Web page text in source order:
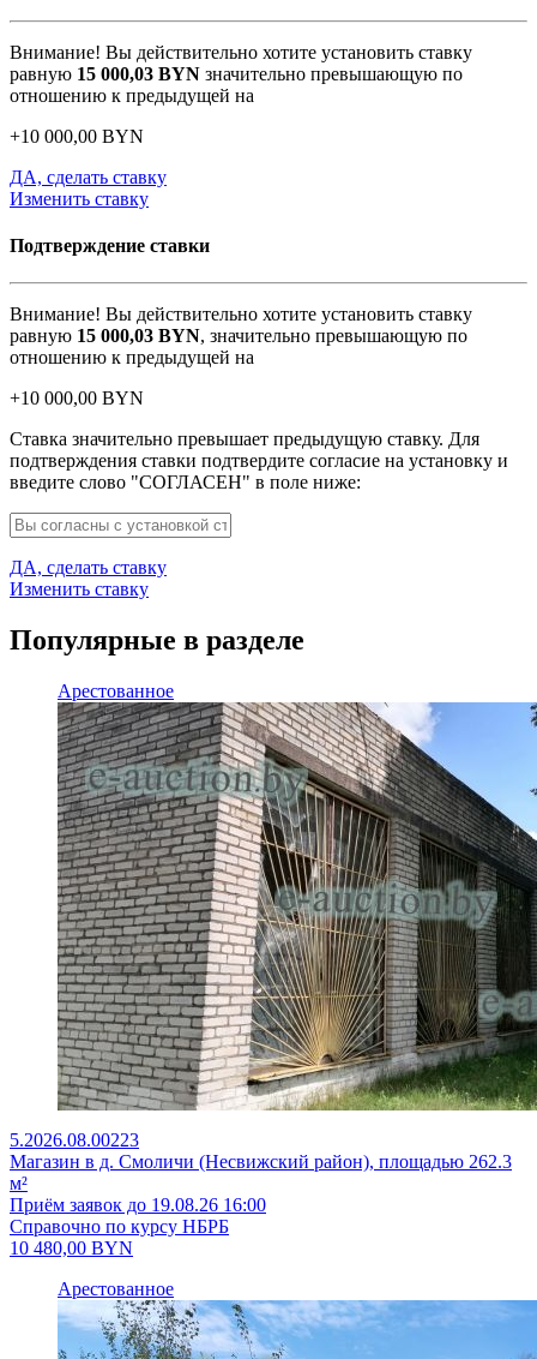
Внимание! Вы действительно хотите установить ставку
равную 15 000,03 BYN значительно превышающую по
отношению к предыдущей на
+10 000,00 BYN
ДА, сделать ставку
Изменить ставку
Подтверждение ставки
Внимание! Вы действительно хотите установить ставку
равную 15 000,03 BYN, значительно превышающую по
отношению к предыдущей на
+10 000,00 BYN
Ставка значительно превышает предыдущую ставку. Для
подтверждения ставки подтвердите согласие на установку и
введите слово "СОГЛАСЕН" в поле ниже:
ДА, сделать ставку
Изменить ставку
Популярные в разделе
Арестованное
5.2026.08.00223
Магазин в д. Смоличи (Несвижский район), площадью 262.3
м²
Приём заявок до 19.08.26 16:00
Справочно по курсу НБРБ
10 480,00 BYN
Арестованное